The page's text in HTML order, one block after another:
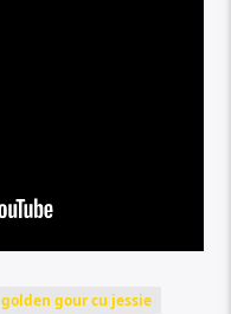
golden gour cu jessie